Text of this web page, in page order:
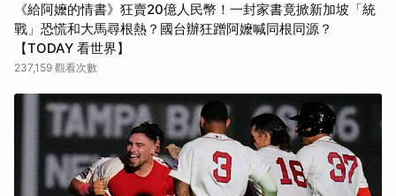
《給阿嬤的情書》狂賣20億人民幣！一封家書竟掀新加坡「統
戰」恐慌和大馬尋根熱？國台辦狂蹭阿嬤喊同根同源？
【TODAY 看世界】
237,159 觀看次數